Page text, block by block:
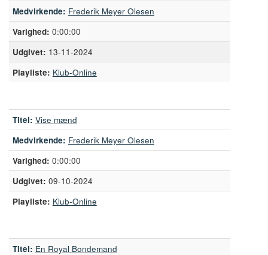
Medvirkende: Frederik Meyer Olesen
0:00:00
13-11-2024
Playliste: Klub-Online
Titel: Vise mænd
Medvirkende: Frederik Meyer Olesen
0:00:00
09-10-2024
Playliste: Klub-Online
Titel: En Royal Bondemand